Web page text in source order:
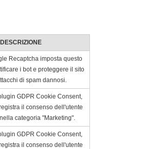
DESCRIZIONE
Recaptcha imposta questo
i bot e proteggere il sito
di spam dannosi.
GDPR Cookie Consent,
il consenso dell'utente
categoria "Marketing".
GDPR Cookie Consent,
il consenso dell'utente